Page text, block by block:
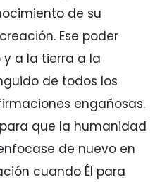
de su
Ese poder
a la tierra a la
de todos los
engañosas.
que la humanidad
de nuevo en
cuando Él para